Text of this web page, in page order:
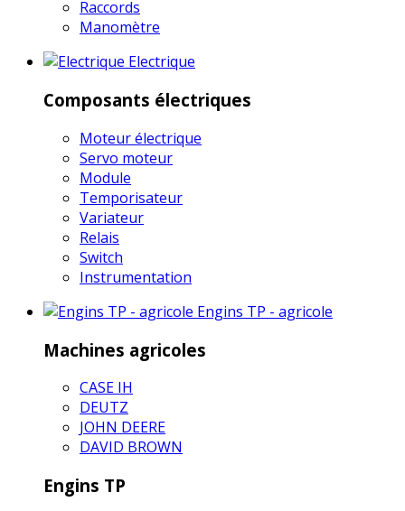
Raccords
Manomètre
Electrique
Composants électriques
Moteur électrique
Servo moteur
Module
Temporisateur
Variateur
Relais
Switch
Instrumentation
Engins TP - agricole
Machines agricoles
CASE IH
DEUTZ
JOHN DEERE
DAVID BROWN
Engins TP